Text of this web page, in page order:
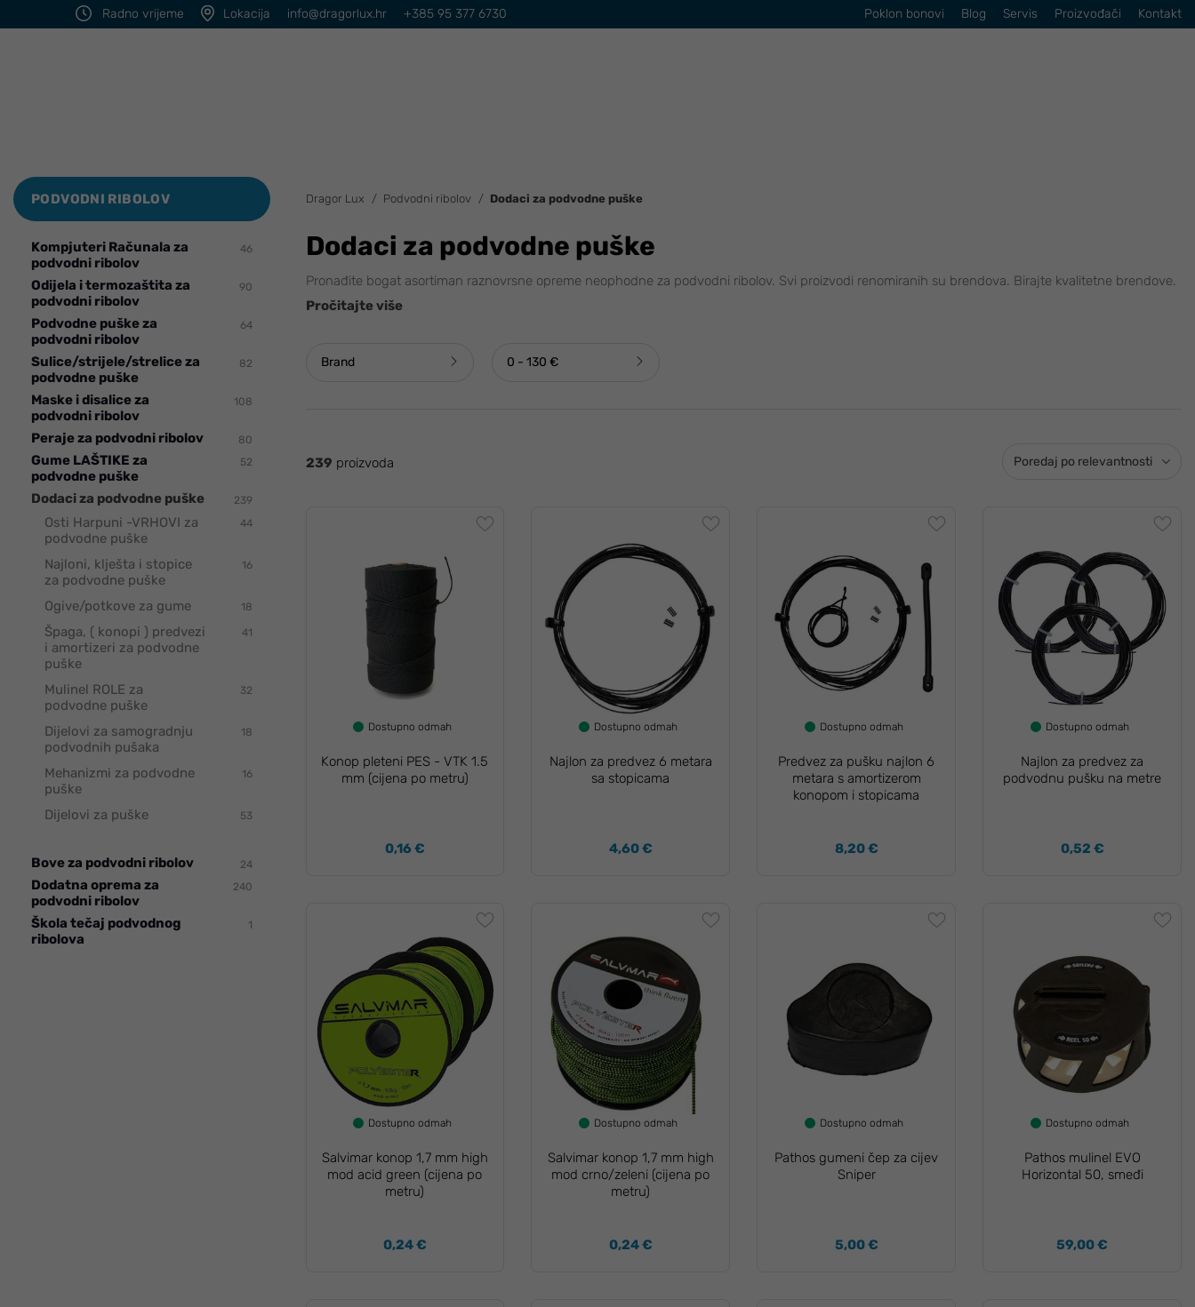
Radno vrijeme Lokacija info@dragorlux.hr +385 95 377 6730 Poklon bonovi Blog Servis Proizvođači Kontakt
PODVODNI RIBOLOV
Kompjuteri Računala za
podvodni ribolov
46
Odijela i termozaštita za
podvodni ribolov
90
Podvodne puške za
podvodni ribolov
64
Sulice/strijele/strelice za
podvodne puške
82
Maske i disalice za
podvodni ribolov
108
Peraje za podvodni ribolov 80
Gume LAŠTIKE za
podvodne puške
52
Dodaci za podvodne puške 239
Osti Harpuni -VRHOVI za
podvodne puške
44
Najloni, klješta i stopice
za podvodne puške
16
Ogive/potkove za gume 18
Špaga, ( konopi ) predvezi
i amortizeri za podvodne
puške
41
Mulinel ROLE za
podvodne puške
32
Dijelovi za samogradnju
podvodnih pušaka
18
Mehanizmi za podvodne
puške
16
Dijelovi za puške 53
Bove za podvodni ribolov 24
Dodatna oprema za
podvodni ribolov
240
Škola tečaj podvodnog
ribolova
1
Dragor Lux Podvodni ribolov Dodaci za podvodne puške
Dodaci za podvodne puške
Pronađite bogat asortiman raznovrsne opreme neophodne za podvodni ribolov. Svi proizvodi renomiranih su brendova. Birajte kvalitetne brendove.
Pročitajte više
Brand 0 - 130 €
239 proizvoda Poredaj po relevantnosti
Dostupno odmah
Konop pleteni PES - VTK 1.5
mm (cijena po metru)
0,16 €
Dostupno odmah
Najlon za predvez 6 metara
sa stopicama
4,60 €
Dostupno odmah
Predvez za pušku najlon 6
metara s amortizerom
konopom i stopicama
8,20 €
Dostupno odmah
Najlon za predvez za
podvodnu pušku na metre
0,52 €
Dostupno odmah
Salvimar konop 1,7 mm high
mod acid green (cijena po
metru)
0,24 €
Dostupno odmah
Salvimar konop 1,7 mm high
mod crno/zeleni (cijena po
metru)
0,24 €
Dostupno odmah
Pathos gumeni čep za cijev
Sniper
5,00 €
Dostupno odmah
Pathos mulinel EVO
Horizontal 50, smeđi
59,00 €